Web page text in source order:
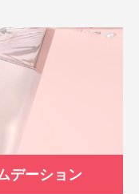
デーション